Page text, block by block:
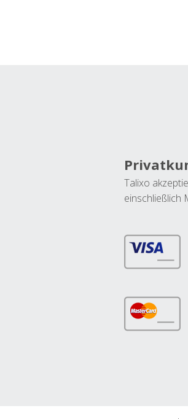
Talixo
einschließlich